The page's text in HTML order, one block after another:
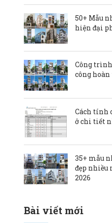
50+ Mẫu
hiện đại
Công
công
Cách tính
ở chi tiết
35+ mẫu
đẹp nhiều
2026
Bài viết mới